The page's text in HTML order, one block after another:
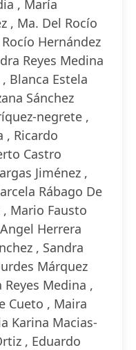
, María
, Ma. Del Rocío
Hernández
Reyes Medina
Blanca Estela
Sánchez
negrete ,
, Ricardo
Castro
Jiménez ,
Rábago De
, Mario Fausto
Herrera
, Sandra
Márquez
Medina ,
Cueto , Maira
Karina Macias-
, Eduardo